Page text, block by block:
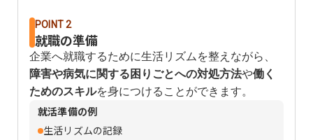
POINT 2
就職の準備
企業へ就職するために生活リズムを整えながら、
障害や病気に関する困りごとへの対処方法や働く
ためのスキルを身につけることができます。
就活準備の例
生活リズムの記録